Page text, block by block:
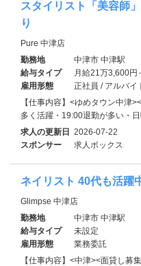
スタイリスト「美容師
り
Pure 中津店
勤務地
中津市 中津駅
給与タイプ
月給21万3,600円
雇用形態
正社員 / アルバイ
【仕事内容】<ゆめタウン中津
多く活躍・19:00退勤が多い・
求人の更新日 2026-07-22
スポンサー
求人ボックス
ネイリスト 40代も活躍
Glimpse 中津店
勤務地
中津市 中津駅
給与タイプ
未設定
雇用形態
業務委託
【仕事内容】<中津><面貸し募